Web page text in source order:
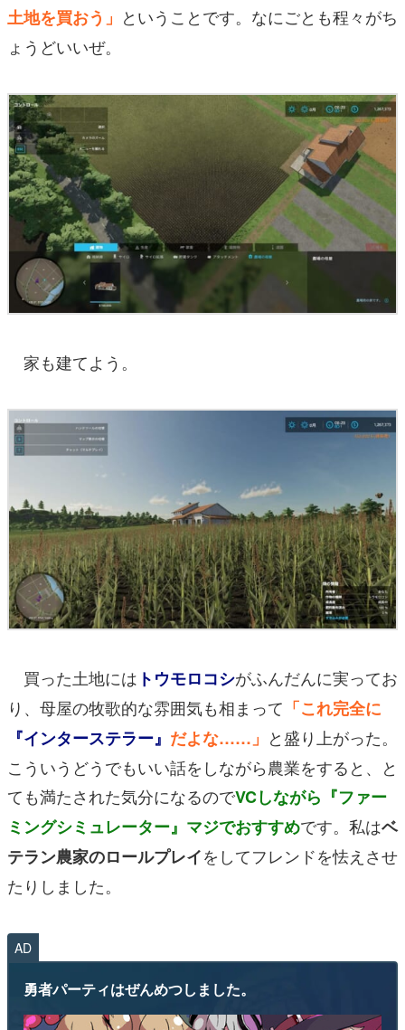
土地を買おう」 ということです。なにごとも程々がち
ょうどいいぜ。
家も建てよう。
買った土地には トウモロコシがふんだんに実ってお
り、母屋の牧歌的な雰囲気も相まって 「これ完全に
『インターステラー』 だよな……」 と盛り上がった。
こういうどうでもいい話をしながら農業をすると、と
ても満たされた気分になるのでVCしながら『ファー
ミングシミュレーター』マジでおすすめです。私はベ
テラン農家のロールプレイをしてフレンドを怯えさせ
たりしました。
AD
勇者パーティはぜんめつしました。